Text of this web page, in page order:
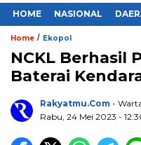
HOME NASIONAL
Home / Ekopol
NCKL Berhasil
Baterai
Rakyatmu.com -
Rabu, 24 Mei 2023 -